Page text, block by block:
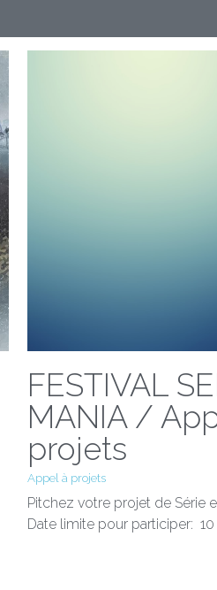
FESTIVAL
MANIA /
projets
Appel à projets
Pitchez votre projet de Série
Date limite pour participer: 10